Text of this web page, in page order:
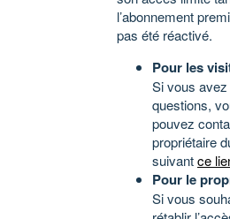
l’abonnement
pas été réactivé.
Pour les
Si vous avez
questions,
pouvez
propriétaire
suivantce
Pour le
Si vous